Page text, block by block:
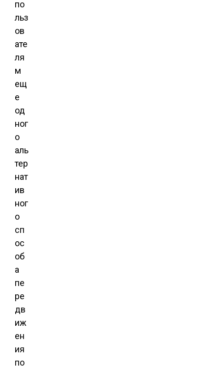
по
льз
ов
ате
ля
м
ещ
е
од
ног
о
аль
тер
нат
ив
ног
о
сп
ос
об
а
пе
ре
дв
иж
ен
ия
по